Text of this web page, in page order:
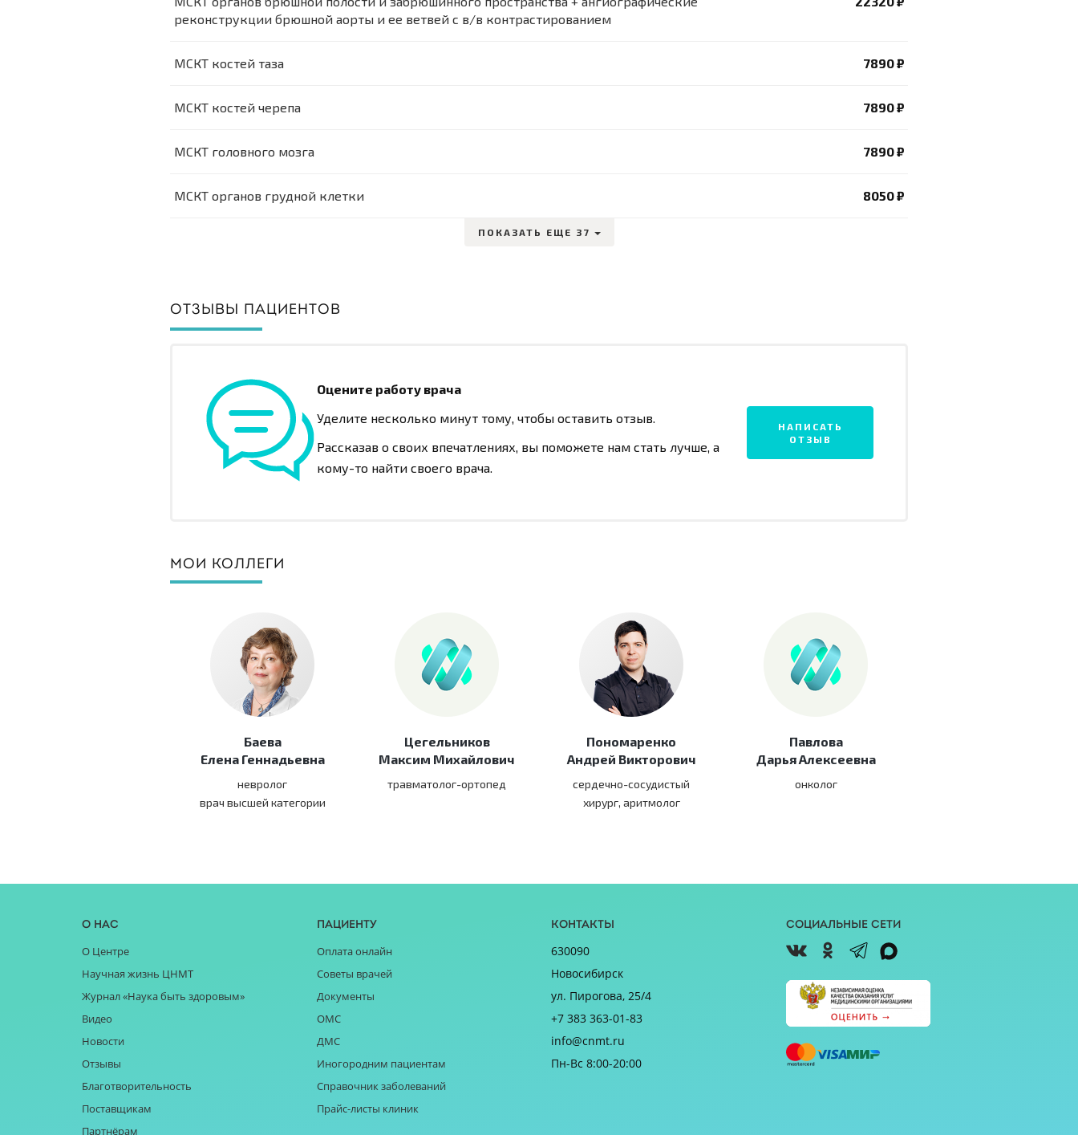
реконструкции брюшной аорты и ее ветвей с в/в контрастированием
МСКТ костей таза 7890 ₽
МСКТ костей черепа 7890 ₽
МСКТ головного мозга 7890 ₽
МСКТ органов грудной клетки 8050 ₽
ПОКАЗАТЬ ЕЩЕ 37
ОТЗЫВЫ ПАЦИЕНТОВ
Оцените работу врача
Уделите несколько минут тому, чтобы оставить отзыв.
Рассказав о своих впечатлениях, вы поможете нам стать лучше, а
кому-то найти своего врача.
НАПИСАТЬ
ОТЗЫВ
МОИ КОЛЛЕГИ
Баева
Елена Геннадьевна
невролог
врач высшей категории
Цегельников
Максим Михайлович
травматолог-ортопед
Пономаренко
Андрей Викторович
сердечно-сосудистый
хирург, аритмолог
Павлова
Дарья Алексеевна
онколог
О нас
О Центре
Научная жизнь ЦНМТ
Журнал «Наука быть здоровым»
Видео
Новости
Отзывы
Благотворительность
Поставщикам
Партнёрам
Пациенту
Оплата онлайн
Советы врачей
Документы
ОМС
ДМС
Иногородним пациентам
Справочник заболеваний
Прайс-листы клиник
Контакты
630090
Новосибирск
ул. Пирогова, 25/4
+7 383 363-01-83
info@cnmt.ru
Пн-Вс 8:00-20:00
Социальные сети